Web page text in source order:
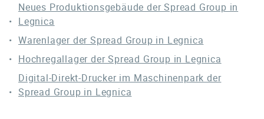
Neues Produktionsgebäude der Spread Group in
Legnica
Warenlager der Spread Group in Legnica
Hochregallager der Spread Group in Legnica
Digital-Direkt-Drucker im Maschinenpark der
Spread Group in Legnica